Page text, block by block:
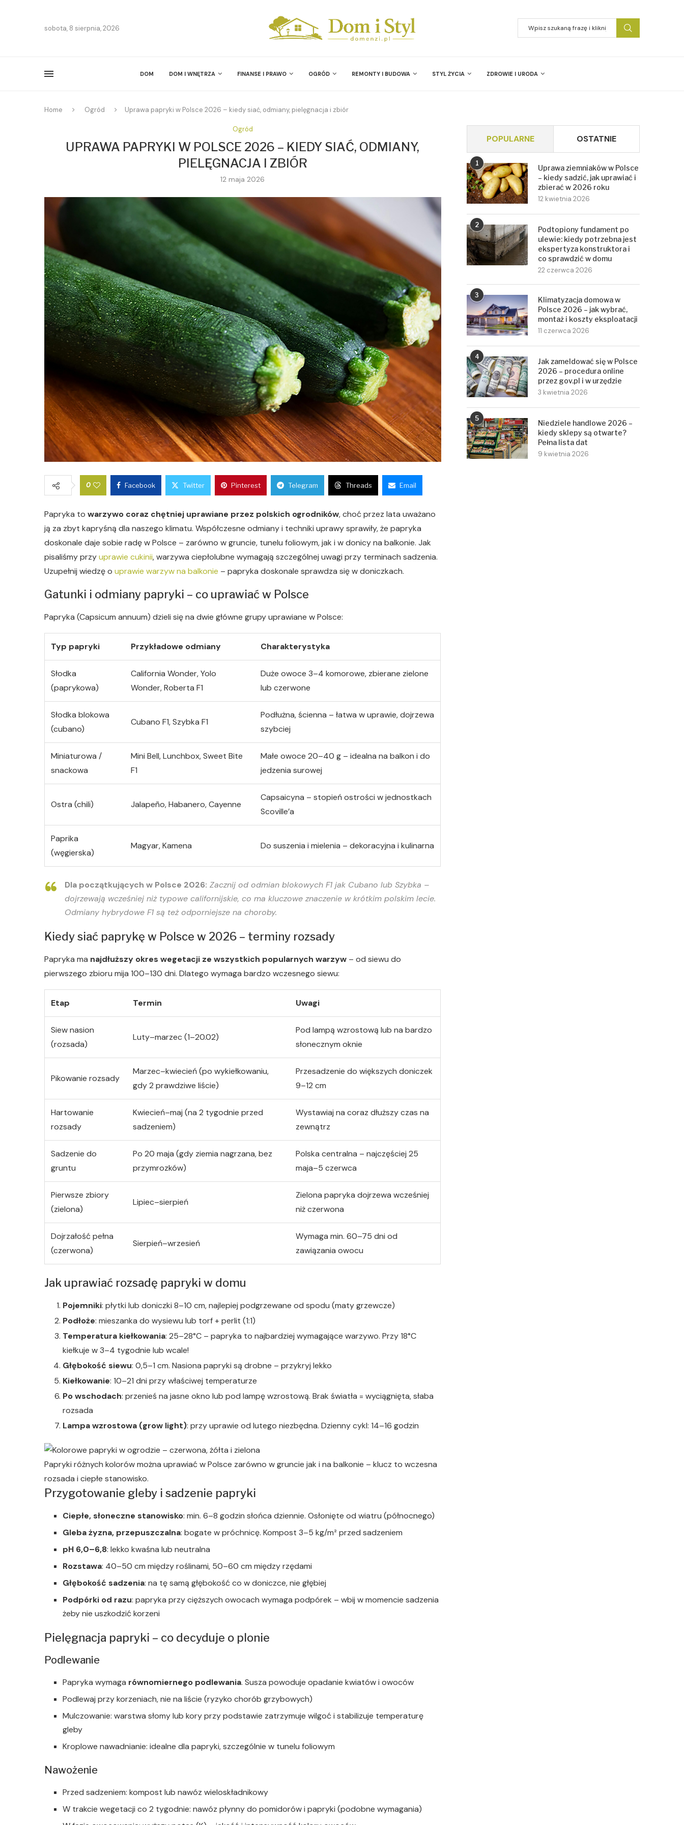
sobota, 8 sierpnia, 2026
DOM DOM I WNĘTRZA FINANSE I PRAWO OGRÓD REMONTY I BUDOWA STYL ŻYCIA ZDROWIE I URODA
Home Ogród Uprawa papryki w Polsce 2026 – kiedy siać, odmiany, pielęgnacja i zbiór
Ogród
UPRAWA PAPRYKI W POLSCE 2026 – KIEDY SIAĆ, ODMIANY,
PIELĘGNACJA I ZBIÓR
12 maja 2026
0 Facebook Twitter Pinterest Telegram Threads Email
Papryka to warzywo coraz chętniej uprawiane przez polskich ogrodników, choć przez lata uważano
ją za zbyt kapryśną dla naszego klimatu. Współczesne odmiany i techniki uprawy sprawiły, że papryka
doskonale daje sobie radę w Polsce – zarówno w gruncie, tunelu foliowym, jak i w donicy na balkonie. Jak
pisaliśmy przyuprawie cukinii, warzywa ciepłolubne wymagają szczególnej uwagi przy terminach sadzenia.
Uzupełnij wiedzę o uprawie warzyw na balkonie – papryka doskonale sprawdza się w doniczkach.
Gatunki i odmiany papryki – co uprawiać w Polsce
Papryka (Capsicum annuum) dzieli się na dwie główne grupy uprawiane w Polsce:
Typ papryki Przykładowe odmiany Charakterystyka
Słodka
(paprykowa)
California Wonder, Yolo
Wonder, Roberta F1
Duże owoce 3–4 komorowe, zbierane zielone
lub czerwone
Słodka blokowa
(cubano)
Cubano F1, Szybka F1
Podłużna, ścienna – łatwa w uprawie, dojrzewa
szybciej
Miniaturowa /
snackowa
Mini Bell, Lunchbox, Sweet Bite
F1
Małe owoce 20–40 g – idealna na balkon i do
jedzenia surowej
Ostra (chili) Jalapeño, Habanero, Cayenne
Capsaicyna – stopień ostrości w jednostkach
Scoville’a
Paprika
(węgierska)
Magyar, Kamena Do suszenia i mielenia – dekoracyjna i kulinarna
Dla początkujących w Polsce 2026: Zacznij od odmian blokowych F1 jak Cubano lub Szybka –
dojrzewają wcześniej niż typowe californijskie, co ma kluczowe znaczenie w krótkim polskim lecie.
Odmiany hybrydowe F1 są też odporniejsze na choroby.
Kiedy siać paprykę w Polsce w 2026 – terminy rozsady
Papryka ma najdłuższy okres wegetacji ze wszystkich popularnych warzyw – od siewu do
pierwszego zbioru mija 100–130 dni. Dlatego wymaga bardzo wczesnego siewu:
Etap Termin Uwagi
Siew nasion
(rozsada)
Luty–marzec (1–20.02)
Pod lampą wzrostową lub na bardzo
słonecznym oknie
Pikowanie rozsady
Marzec–kwiecień (po wykiełkowaniu,
gdy 2 prawdziwe liście)
Przesadzenie do większych doniczek
9–12 cm
Hartowanie
rozsady
Kwiecień–maj (na 2 tygodnie przed
sadzeniem)
Wystawiaj na coraz dłuższy czas na
zewnątrz
Sadzenie do
gruntu
Po 20 maja (gdy ziemia nagrzana, bez
przymrozków)
Polska centralna – najczęściej 25
maja–5 czerwca
Pierwsze zbiory
(zielona)
Lipiec–sierpień
Zielona papryka dojrzewa wcześniej
niż czerwona
Dojrzałość pełna
(czerwona)
Sierpień–wrzesień
Wymaga min. 60–75 dni od
zawiązania owocu
Jak uprawiać rozsadę papryki w domu
Pojemniki: płytki lub doniczki 8–10 cm, najlepiej podgrzewane od spodu (maty grzewcze)
Podłoże: mieszanka do wysiewu lub torf + perlit (1:1)
Temperatura kiełkowania: 25–28°C – papryka to najbardziej wymagające warzywo. Przy 18°C
kiełkuje w 3–4 tygodnie lub wcale!
Głębokość siewu: 0,5–1 cm. Nasiona papryki są drobne – przykryj lekko
Kiełkowanie: 10–21 dni przy właściwej temperaturze
Po wschodach: przenieś na jasne okno lub pod lampę wzrostową. Brak światła = wyciągnięta, słaba
rozsada
Lampa wzrostowa (grow light): przy uprawie od lutego niezbędna. Dzienny cykl: 14–16 godzin
Papryki różnych kolorów można uprawiać w Polsce zarówno w gruncie jak i na balkonie – klucz to wczesna
rozsada i ciepłe stanowisko.
Przygotowanie gleby i sadzenie papryki
Ciepłe, słoneczne stanowisko: min. 6–8 godzin słońca dziennie. Osłonięte od wiatru (północnego)
Gleba żyzna, przepuszczalna: bogate w próchnicę. Kompost 3–5 kg/m² przed sadzeniem
pH 6,0–6,8: lekko kwaśna lub neutralna
Rozstawa: 40–50 cm między roślinami, 50–60 cm między rzędami
Głębokość sadzenia: na tę samą głębokość co w doniczce, nie głębiej
Podpórki od razu: papryka przy cięższych owocach wymaga podpórek – wbij w momencie sadzenia
żeby nie uszkodzić korzeni
Pielęgnacja papryki – co decyduje o plonie
Podlewanie
Papryka wymaga równomiernego podlewania. Susza powoduje opadanie kwiatów i owoców
Podlewaj przy korzeniach, nie na liście (ryzyko chorób grzybowych)
Mulczowanie: warstwa słomy lub kory przy podstawie zatrzymuje wilgoć i stabilizuje temperaturę
gleby
Kroplowe nawadnianie: idealne dla papryki, szczególnie w tunelu foliowym
Nawożenie
Przed sadzeniem: kompost lub nawóz wieloskładnikowy
W trakcie wegetacji co 2 tygodnie: nawóz płynny do pomidorów i papryki (podobne wymagania)
POPULARNE OSTATNIE
1
Uprawa ziemniaków w Polsce
– kiedy sadzić, jak uprawiać i
zbierać w 2026 roku
12 kwietnia 2026
2
Podtopiony fundament po
ulewie: kiedy potrzebna jest
ekspertyza konstruktora i
co sprawdzić w domu
22 czerwca 2026
3
Klimatyzacja domowa w
Polsce 2026 – jak wybrać,
montaż i koszty eksploatacji
11 czerwca 2026
4
Jak zameldować się w Polsce
2026 – procedura online
przez gov.pl i w urzędzie
3 kwietnia 2026
5
Niedziele handlowe 2026 –
kiedy sklepy są otwarte?
Pełna lista dat
9 kwietnia 2026